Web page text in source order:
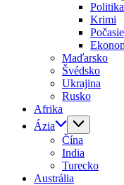
Politika
Krimi
Počasie
Maďarsko
Švédsko
Ukrajina
Rusko
Afrika
Ázia
Čína
India
Turecko
Austrália